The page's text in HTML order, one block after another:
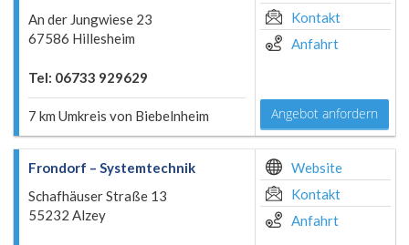
An der Jungwiese 23
67586 Hillesheim
Tel: 06733 929629
7 km Umkreis von Biebelnheim
Kontakt
Anfahrt
Angebot anfordern
Frondorf – Systemtechnik
Schafhäuser Straße 13
55232 Alzey
Website
Kontakt
Anfahrt